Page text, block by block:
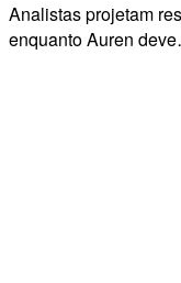
Analistas projetam
enquanto Auren